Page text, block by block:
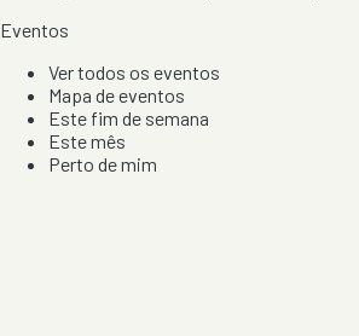
Eventos
Ver todos os eventos
Mapa de eventos
Este fim de semana
Este mês
Perto de mim